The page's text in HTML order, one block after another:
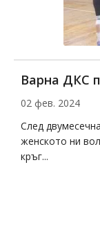
Варна ДКС
02 фев. 2024
След
женското ни
кръг...